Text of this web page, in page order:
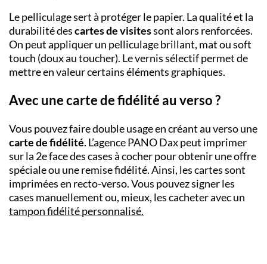
Le pelliculage sert à protéger le papier. La qualité et la
durabilité descartes de visitessont alors renforcées.
On peut appliquer un pelliculage brillant, mat ou soft
touch (doux au toucher). Le vernis sélectif permet de
mettre en valeur certains éléments graphiques.
Avec une carte de fidélité au verso ?
Vous pouvez faire double usage en créant au verso une
carte de fidélité. L’agence PANODax peut imprimer
sur la 2eface des cases à cocher pour obtenir une offre
spéciale ou une remise fidélité. Ainsi, les cartes sont
imprimées en recto-verso. Vous pouvez signer les
cases manuellement ou, mieux, les cacheter avec un
tampon fidélité personnalisé.